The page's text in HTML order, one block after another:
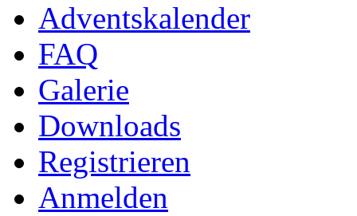
Adventskalender
FAQ
Galerie
Downloads
Registrieren
Anmelden